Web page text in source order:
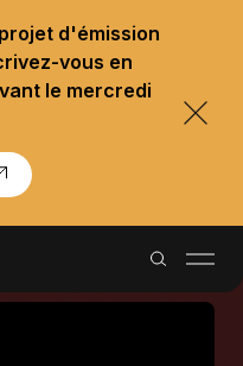
d'émission
vous en
le mercredi